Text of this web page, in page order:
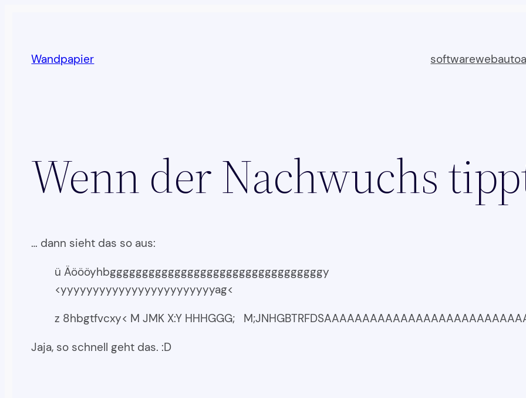
springen
Wandpapier softwarewebauto
Wenn der Nachwuchs
… dann sieht das so aus:
ü Äöööyhbgggggggggggggggggggggggggggggggggy
<yyyyyyyyyyyyyyyyyyyyyyyyag<
z 8hbgtfvcxy< M JMK X:Y HHHGGG;
Jaja, so schnell geht das. :D